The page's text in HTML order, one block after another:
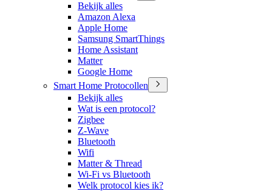
Bekijk alles
Amazon Alexa
Apple Home
Samsung SmartThings
Home Assistant
Matter
Google Home
Smart Home Protocollen
Bekijk alles
Wat is een protocol?
Zigbee
Z-Wave
Bluetooth
Wifi
Matter & Thread
Wi-Fi vs Bluetooth
Welk protocol kies ik?